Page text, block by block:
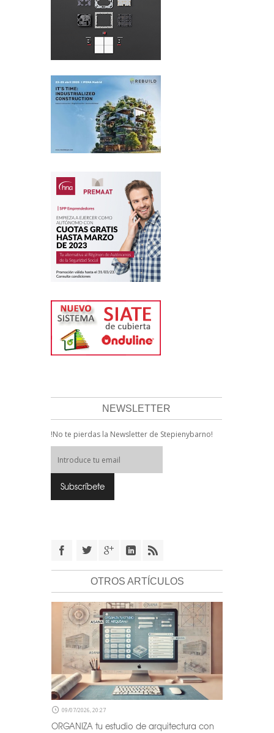
NEWSLETTER
!No te pierdas la Newsletter de Stepienybarno!
OTROS ARTÍCULOS
09/07/2026, 20:27
ORGANIZA tu estudio de arquitectura con